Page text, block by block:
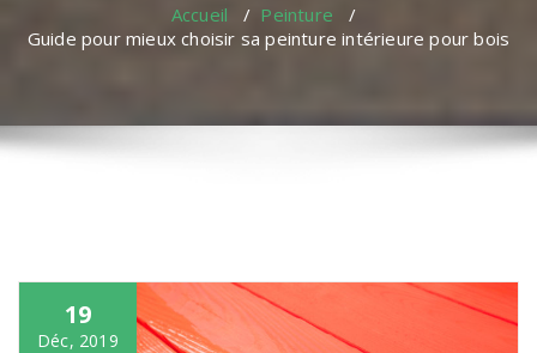
Accueil / Peinture /
Guide pour mieux choisir sa peinture intérieure pour bois
19
Déc, 2019